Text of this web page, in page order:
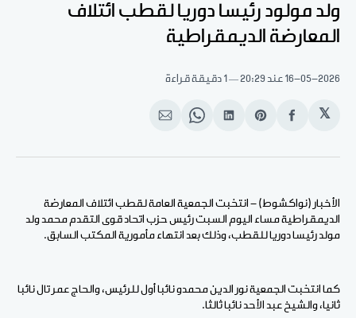
ولد مولود رئيسا دوريا لقطب ائتلاف
المعارضة الديمقراطية
16-05-2026 عند 20:29 1 دقيقة قراءة
𝕏
انشر
الفيسبوك
Share
Pinterest
انشر
لينكد
Share
WhatsApp
انشر
الإيميل
الأخبار (نواكشوط) - انتخبت الجمعية العامة لقطب ائتلاف المعارضة
الديمقراطية مساء اليوم السبت رئيس حزب اتحاد قوى التقدم محمد ولد
مولد رئيسا دوريا للقطب، وذلك بعد انتهاء مأمورية المكتب السابق.
كما انتخبت الجمعية نور الدين محمدو نائبا أول للرئيس، والحاج عمر تال نائبا
ثانيا، والشيخ عبد الأحد نائبا ثالثا.